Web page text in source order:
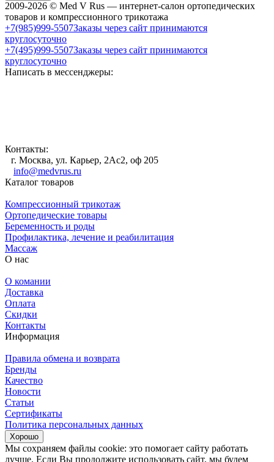
2009-2026 © Med V Rus — интернет-салон ортопедических
товаров и компрессионного трикотажа
+7(985)999-5507Заказы через сайт принимаются
круглосуточно
+7(495)999-5507Заказы через сайт принимаются
круглосуточно
Написать в мессенджеры:
Контакты:
г. Москва, ул. Карьер, 2Ас2, оф 205
info@medvrus.ru
Каталог товаров
Компрессионный трикотаж
Ортопедические товары
Беременность и роды
Профилактика, лечение и реабилитация
Массаж
О нас
О комании
Доставка
Оплата
Скидки
Контакты
Информация
Правила обмена и возврата
Бренды
Качество
Новости
Статьи
Сертификаты
Политика персональных данных
Хорошо
Мы сохраняем файлы cookie: это помогает сайту работать
лучше. Если Вы продолжите использовать сайт, мы будем